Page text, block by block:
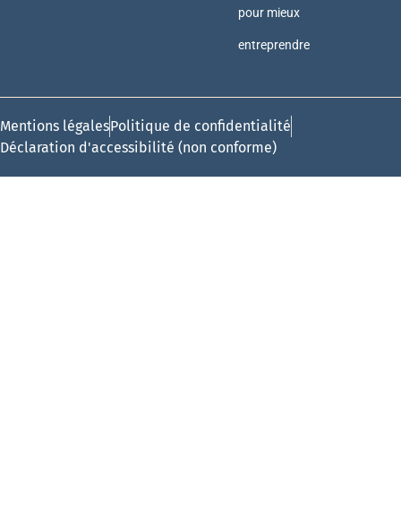
pour mieux
entreprendre
Mentions légalesPolitique de confidentialité
Déclaration d'accessibilité (non conforme)